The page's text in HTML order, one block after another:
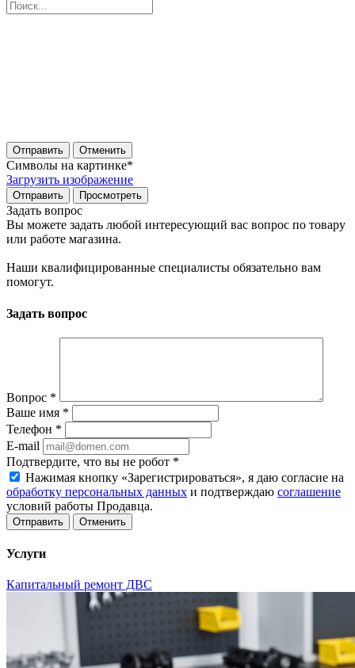
Отправить Отменить
Символы на картинке*
Загрузить изображение
Задать вопрос
Вы можете задать любой интересующий вас вопрос по товару
или работе магазина.
Наши квалифицированные специалисты обязательно вам
помогут.
Задать вопрос
Вопрос *
Ваше имя *
Телефон *
E-mail
Подтвердите, что вы не робот *
Нажимая кнопку «Зарегистрироваться», я даю согласие на
обработку персональных данных и подтверждаю соглашение
условий работы Продавца.
Отменить
Услуги
Капитальный ремонт ДВС